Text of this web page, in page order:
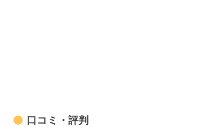
口コミ・評判